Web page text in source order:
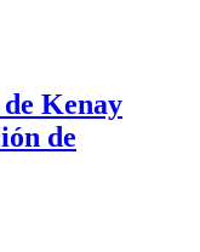
Kenay
de